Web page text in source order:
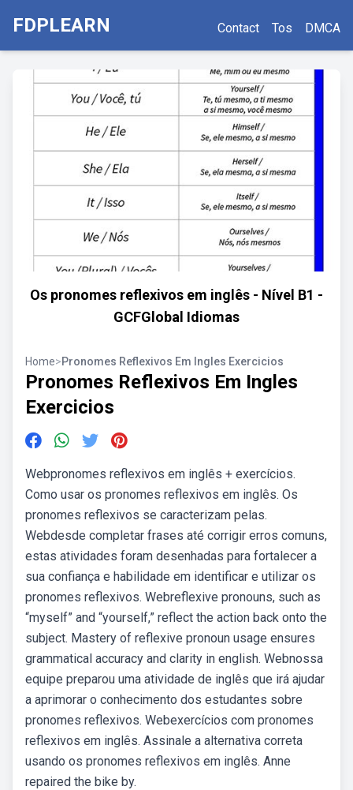
FDPLEARN Contact Tos DMCA
Os pronomes reflexivos em inglês - Nível B1 -
GCFGlobal Idiomas
Home>Pronomes Reflexivos Em Ingles Exercicios
Pronomes Reflexivos Em Ingles
Exercicios
Webpronomes reflexivos em inglês + exercícios.
Como usar os pronomes reflexivos em inglês. Os
pronomes reflexivos se caracterizam pelas.
Webdesde completar frases até corrigir erros comuns,
estas atividades foram desenhadas para fortalecer a
sua confiança e habilidade em identificar e utilizar os
pronomes reflexivos. Webreflexive pronouns, such as
“myself” and “yourself,” reflect the action back onto the
subject. Mastery of reflexive pronoun usage ensures
grammatical accuracy and clarity in english. Webnossa
equipe preparou uma atividade de inglês que irá ajudar
a aprimorar o conhecimento dos estudantes sobre
pronomes reflexivos. Webexercícios com pronomes
reflexivos em inglês. Assinale a alternativa correta
usando os pronomes reflexivos em inglês. Anne
repaired the bike by.